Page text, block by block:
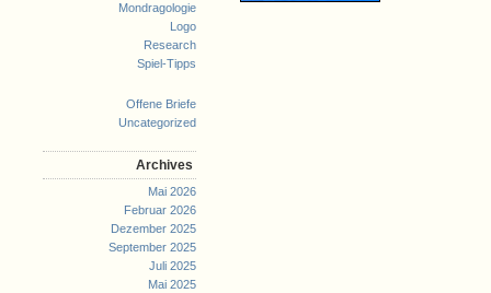
Mondragologie
Logo
Research
Spiel-Tipps
Offene Briefe
Uncategorized
Archives
Mai 2026
Februar 2026
Dezember 2025
September 2025
Juli 2025
Mai 2025